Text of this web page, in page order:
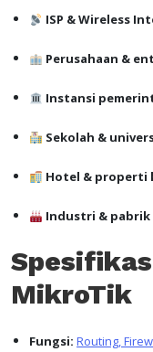
ISP & Wireless
Perusahaan &
Instansi
Sekolah &
Hotel & properti
Industri & pabrik
MikroTik
Fungsi: Routing,